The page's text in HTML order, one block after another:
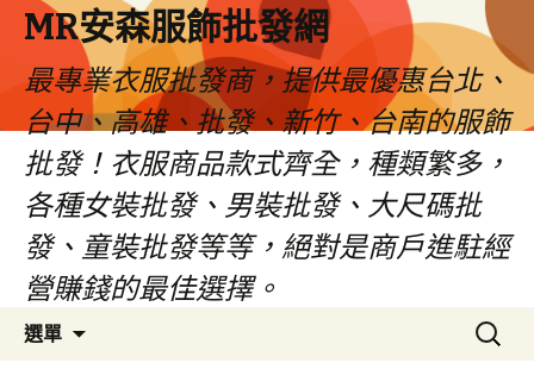
MR安森服飾批發網
最專業衣服批發商，提供最優惠台北、
台中、高雄、批發、新竹、台南的服飾
批發！衣服商品款式齊全，種類繁多，
各種女裝批發、男裝批發、大尺碼批
發、童裝批發等等，絕對是商戶進駐經
營賺錢的最佳選擇。
選單
搜
尋